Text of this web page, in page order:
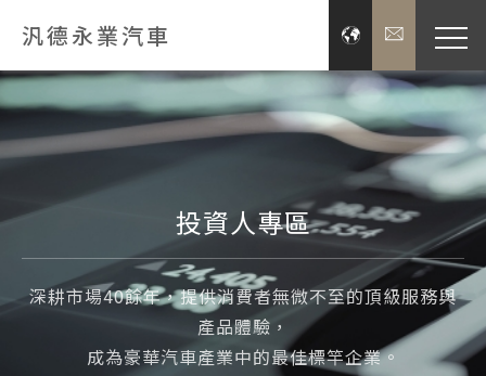
投資人專區
深耕市場40餘年，提供消費者無微不至的頂級服務與
產品體驗，
成為豪華汽車產業中的最佳標竿企業。
汎德永業汽車
品牌
展示
新
投資
企